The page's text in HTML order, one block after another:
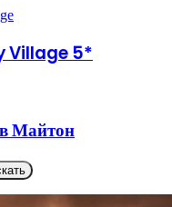
Village 5*
Майтон